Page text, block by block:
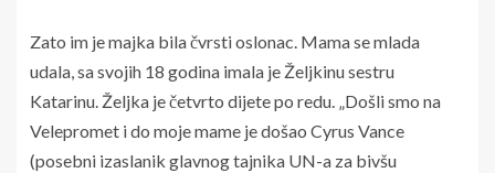
Zato im je majka bila čvrsti oslonac. Mama se mlada
udala, sa svojih 18 godina imala je Željkinu sestru
Katarinu. Željka je četvrto dijete po redu. „Došli smo na
Velepromet i do moje mame je došao Cyrus Vance
(posebni izaslanik glavnog tajnika UN-a za bivšu